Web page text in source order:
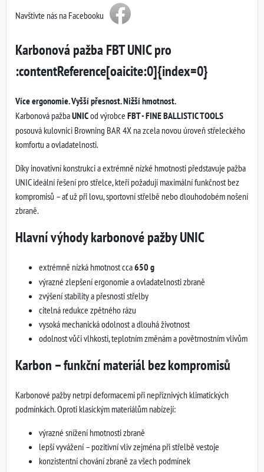
Navštivte nás na Facebooku
Karbonová pažba FBT UNIC pro
:contentReference[oaicite:0]{index=0}
Více ergonomie. Vyšší přesnost. Nižší hmotnost.
Karbonová pažbaUNICod výrobce FBT - FINE BALLISTIC TOOLS
posouvá kulovnici Browning BAR 4X na zcela novou úroveň střeleckého
komfortu a ovladatelnosti.
Díky inovativní konstrukci a extrémně nízké hmotnosti představuje pažba
UNIC ideální řešení pro střelce, kteří požadují maximální funkčnost bez
kompromisů – ať už při lovu, sportovní střelbě nebo dlouhodobém nošení
zbraně.
Hlavní výhody karbonové pažby UNIC
extrémně nízká hmotnost cca650 g
výrazné zlepšení ergonomie a ovladatelnosti zbraně
zvýšení stability a přesnosti střelby
citelná redukce zpětného rázu
vysoká mechanická odolnost a dlouhá životnost
odolnost vůči vlhkosti, teplotním změnám a povětrnostním vlivům
Karbon – funkční materiál bez kompromisů
Karbonové pažby netrpí deformacemi při nepříznivých klimatických
podmínkách. Oproti klasickým materiálům nabízejí:
výrazné snížení hmotnosti zbraně
lepší vyvážení – pozitivní vliv zejména při střelbě vestoje
konzistentní chování zbraně za všech podmínek